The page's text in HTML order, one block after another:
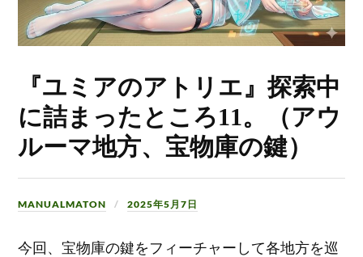
『ユミアのアトリエ』探索中
に詰まったところ11。（アウ
ルーマ地方、宝物庫の鍵）
MANUALMATON 2025年5月7日
今回、宝物庫の鍵をフィーチャーして各地方を巡